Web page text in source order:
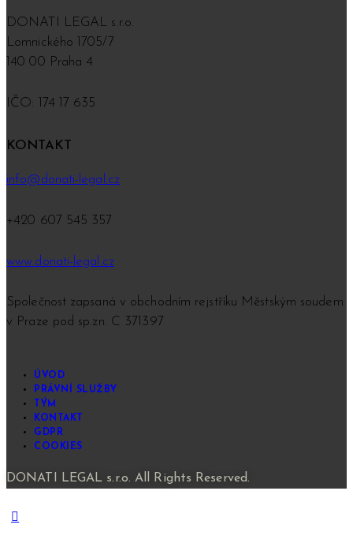
DONATI LEGAL s.r.o.
Lomnického 1705/7
140 00 Praha 4
IČO: 174 17 635
KONTAKT
info@donati-legal.cz
+420 607 545 357
www.donati-legal.cz
Společnost zapsaná v obchodním rejstříku Městským soudem
v Praze pod sp.zn. C 371397
ÚVOD
PRÁVNÍ SLUŽBY
TÝM
KONTAKT
GDPR
COOKIES
DONATI LEGAL s.r.o. All Rights Reserved.